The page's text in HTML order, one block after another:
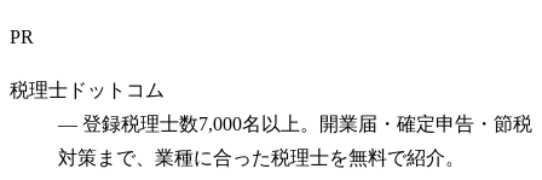
PR
税理士ドットコム
— 登録税理士数7,000名以上。開業届・確定申告・節税
対策まで、業種に合った税理士を無料で紹介。